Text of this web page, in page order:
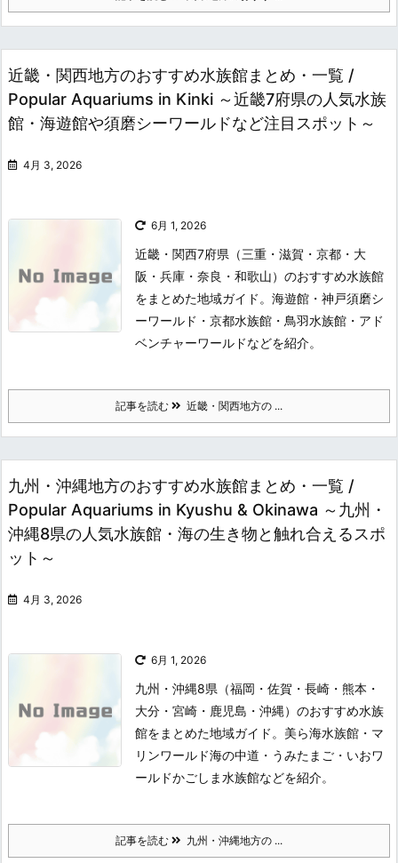
近畿・関西地方のおすすめ水族館まとめ・一覧 /
Popular Aquariums in Kinki ～近畿7府県の人気水族
館・海遊館や須磨シーワールドなど注目スポット～
4月 3, 2026
6月 1, 2026
近畿・関西7府県（三重・滋賀・京都・大
阪・兵庫・奈良・和歌山）のおすすめ水族館
をまとめた地域ガイド。海遊館・神戸須磨シ
ーワールド・京都水族館・鳥羽水族館・アド
ベンチャーワールドなどを紹介。
記事を読む 近畿・関西地方の ...
九州・沖縄地方のおすすめ水族館まとめ・一覧 /
Popular Aquariums in Kyushu & Okinawa ～九州・
沖縄8県の人気水族館・海の生き物と触れ合えるスポ
ット～
4月 3, 2026
6月 1, 2026
九州・沖縄8県（福岡・佐賀・長崎・熊本・
大分・宮崎・鹿児島・沖縄）のおすすめ水族
館をまとめた地域ガイド。美ら海水族館・マ
リンワールド海の中道・うみたまご・いおワ
ールドかごしま水族館などを紹介。
記事を読む 九州・沖縄地方の ...